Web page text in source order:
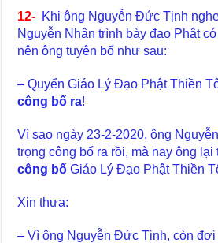
12- Khi ông Nguyễn Đức Tịnh
Nguyễn Nhân trình bày đạo Phật
nên ông tuyên bố như sau:
– Quyển Giáo Lý Đạo Phật Thiền
công bố ra!
Vì sao ngày 23-2-2020, ông
trọng công bố ra rồi, mà nay ông
công bố Giáo Lý Đạo Phật Thiền
Xin thưa:
– Vì ông Nguyễn Đức Tịnh, còn